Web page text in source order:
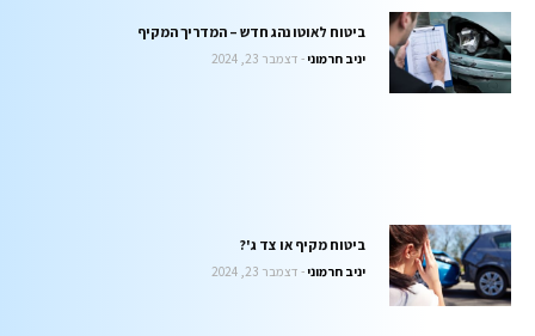
ביטוח לאוטו נהג חדש – המדריך המקיף
יניב חרמוני דצמבר 23, 2024
ביטוח מקיף או צד ג'?
יניב חרמוני דצמבר 23, 2024